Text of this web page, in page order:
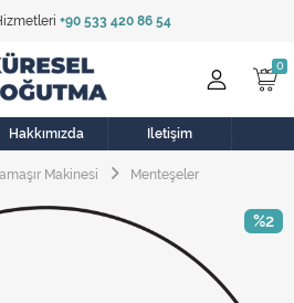
+90 533 420 86 54
Tüm Kategoriler
Makinesi
Kurutma Makinesi
Hakkımızda İletişim
Makinesi Menteşeler
%2